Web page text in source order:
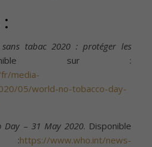
sans tabac 2020 : protéger les
sur :
media-
05/world-no-tobacco-day-
Day – 31 May 2020. Disponible
https://www.who.int/news-